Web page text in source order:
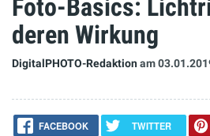
Foto-Basics:
deren Wirkung
DigitalPHOTO-Redaktionam
FACEBOOK TWITTER